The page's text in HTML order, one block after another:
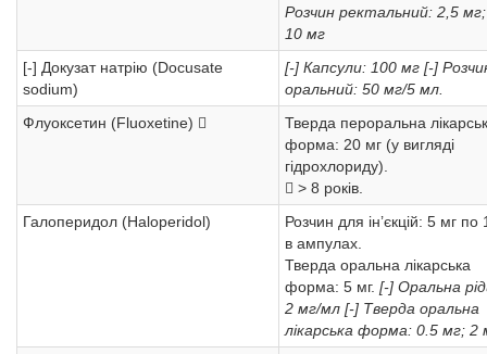
Розчин ректальний: 2,5
10 мг
[-] Докузат натрію (Docusate
sodium)
[-] Капсули: 100 мг [-]
оральний: 50 мг/5 мл.
Флуоксетин (Fluoxetine) 
Тверда пероральна
форма: 20 мг (у вигляді
гідрохлориду).
 > 8 років.
Галоперидол (Haloperidol)
Розчин для ін’єкцій: 5 мг по
в ампулах.
Тверда оральна лікарська
форма: 5 мг. [-] Оральна
2 мг/мл [-] Тверда оральна
лікарська форма: 0.5 мг; 2